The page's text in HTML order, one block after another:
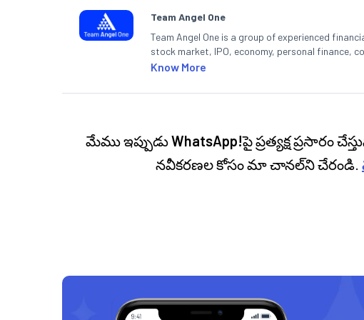
Team Angel One
Team Angel One is a group of experienced
stock market, IPO, economy, personal finance,
Know More
మేము ఇప్పుడుWhatsApp!పై ప్రత్యక్ష
నవీకరణల కోసం మా చానల్‌ని చేరండి.